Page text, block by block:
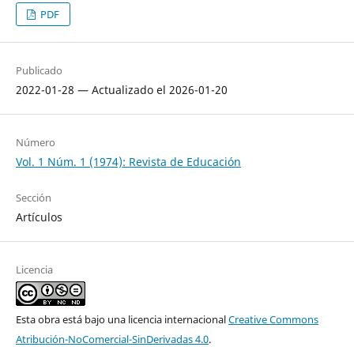
PDF
Publicado
2022-01-28 — Actualizado el 2026-01-20
Número
Vol. 1 Núm. 1 (1974): Revista de Educación
Sección
Artículos
Licencia
Esta obra está bajo una licencia internacionalCreative Commons
Atribución-NoComercial-SinDerivadas 4.0.